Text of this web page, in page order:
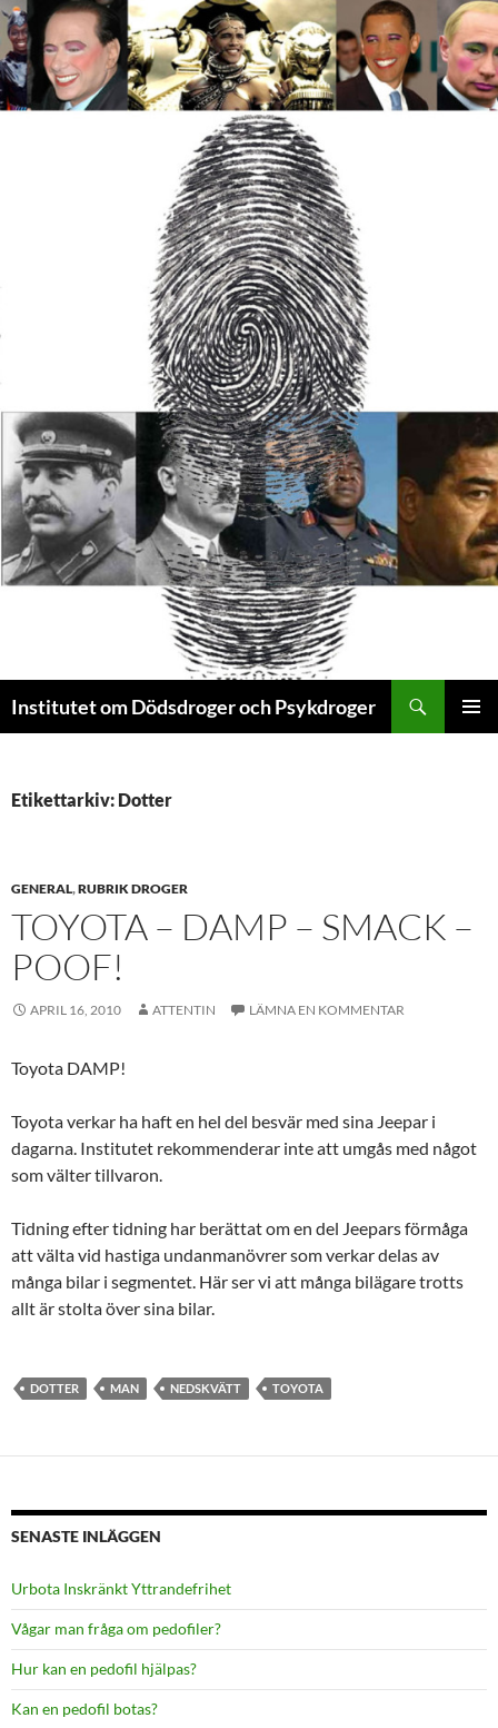
Institutet om Dödsdroger och Psykdroger
Etikettarkiv: Dotter
GENERAL,RUBRIK DROGER
TOYOTA – DAMP – SMACK –
POOF!
APRIL 16, 2010 ATTENTIN LÄMNA EN KOMMENTAR
Toyota DAMP!
Toyota verkar ha haft en hel del besvär med sina Jeepar i
dagarna. Institutet rekommenderar inte att umgås med något
som välter tillvaron.
Tidning efter tidning har berättat om en del Jeepars förmåga
att välta vid hastiga undanmanövrer som verkar delas av
många bilar i segmentet. Här ser vi att många bilägare trotts
allt är stolta över sina bilar.
DOTTER MAN NEDSKVÄTT TOYOTA
SENASTE INLÄGGEN
Urbota Inskränkt Yttrandefrihet
Vågar man fråga om pedofiler?
Hur kan en pedofil hjälpas?
Kan en pedofil botas?